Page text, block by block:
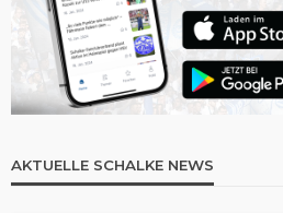
AKTUELLE SCHALKE NEWS